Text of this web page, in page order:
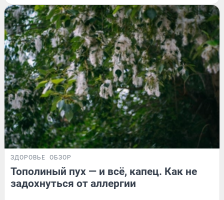
ЗДОРОВЬЕ ОБЗОР
Тополиный пух — и всё, капец. Как не
задохнуться от аллергии